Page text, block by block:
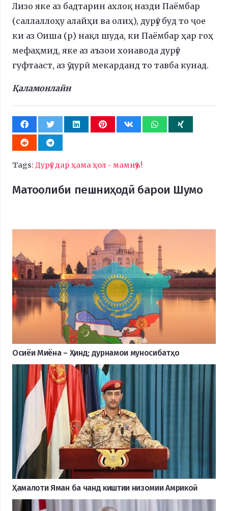
Лизо яке аз бадтарин ахлоқ назди Паёмбар
(саллаллоҳу алайҳи ва олиҳ), дурӯғ буд то ҷое
ки аз Оиша (р) нақл шуда, ки Паёмбар ҳар гоҳ
мефаҳмид, яке аз аъзои хонавода дурӯғ
гуфтааст, аз ӯ дурӣ мекарданд то тавба кунад.
Қаламонлайн
Tags: Дурӯғ дар ҳама ҳол - мамнӯъ!
Матоолиби пешниҳодӣ барои Шумо
Осиёи Миёна – Ҳинд; дурнамои муносибатҳо
Ҳамалоти Яман ба чанд киштии низомии Амрикоӣ